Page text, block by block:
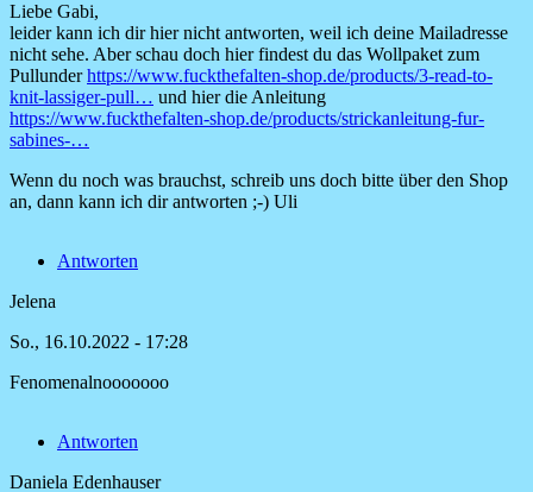
Antwort
auf
Ich
finde
den
Pullunder
von
Gabi
Liebe Gabi,
leider kann ich dir hier nicht antworten, weil ich deine Mailadresse
nicht sehe. Aber schau doch hier findest du das Wollpaket zum
Pullunderhttps://www.fuckthefalten-shop.de/products/3-read-to-
knit-lassiger-pull… und hier die Anleitung
https://www.fuckthefalten-shop.de/products/strickanleitung-fur-
sabines-…
Wenn du noch was brauchst, schreib uns doch bitte über den Shop
an, dann kann ich dir antworten ;-) Uli
Antworten
Jelena
So., 16.10.2022 - 17:28
Fenomenalnooooooo
Antworten
Daniela Edenhauser